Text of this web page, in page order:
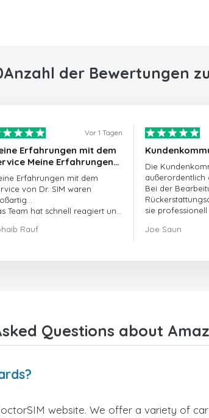
der Bewertungen
Vor 1 Tagen
Erfahrungen mit dem
Meine Erfahrungen
dem Service von
waren großartig.
Erfahrungen mit dem
von Dr. SIM waren
Team hat schnell reagiert und
bearbeitet.
Rauf
Die
außerordentlich
Bei der
sie
gelöst.
Joe Saun
Questions about
website. We offer a variety of